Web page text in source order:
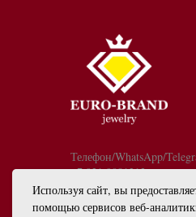
Используя сайт, вы
помощью сервисов веб-
Телефон/WhatsApp/
+7 921 9081213
График работы: с 10:00
info@euro-brand.ru